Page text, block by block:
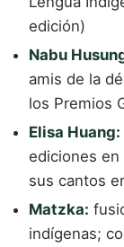
edición)
Nabu
amis de la
los Premios
Elisa Huang:
ediciones en
sus cantos
Matzka:
indígenas;